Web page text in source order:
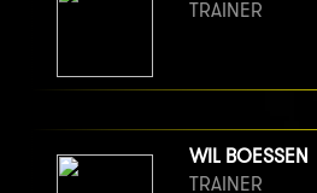
TRAINER
WIL BOESSEN
TRAINER